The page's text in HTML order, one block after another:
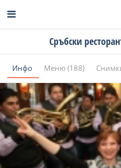
Сръбски
Инфо Меню (188)